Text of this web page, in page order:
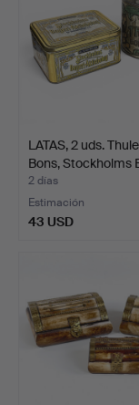
LATAS, 2 uds.
Bons, Stockholms
2 días
Estimación
43 USD